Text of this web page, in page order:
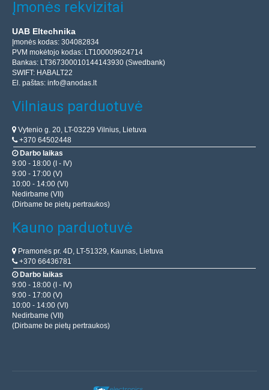
Įmonės rekvizitai
UAB Eltechnika
Įmonės kodas: 304082834
PVM mokėtojo kodas: LT100009624714
Bankas: LT367300010144143930 (Swedbank)
SWIFT: HABALT22
El. paštas: info@anodas.lt
Vilniaus parduotuvė
Vytenio g. 20, LT-03229 Vilnius, Lietuva
+370 64502448
Darbo laikas
9:00 - 18:00 (I - IV)
9:00 - 17:00 (V)
10:00 - 14:00 (VI)
Nedirbame (VII)
(Dirbame be pietų pertraukos)
Kauno parduotuvė
Pramonės pr. 4D, LT-51329, Kaunas, Lietuva
+370 66436781
Darbo laikas
9:00 - 18:00 (I - IV)
9:00 - 17:00 (V)
10:00 - 14:00 (VI)
Nedirbame (VII)
(Dirbame be pietų pertraukos)